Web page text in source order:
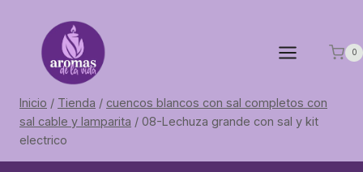
contenido
0
Inicio / Tienda / cuencos blancos con sal completos con
sal cable y lamparita / 08-Lechuza grande con sal y kit
electrico